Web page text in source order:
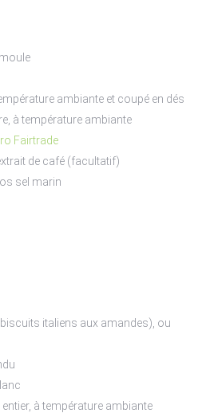
ambiante et coupé en dés
à température ambiante
Fairtrade
de café (facultatif)
sel marin
italiens aux amandes), ou
à température ambiante